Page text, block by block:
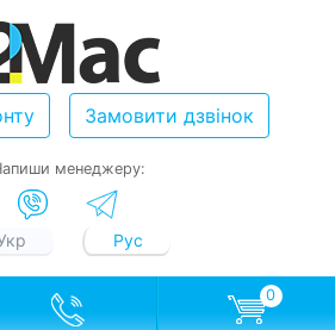
Замовити дзвінок
менеджеру:
Рус
0